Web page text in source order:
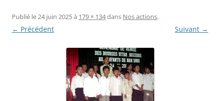
Publié le24 juin 2025à 179 × 134dans Nos actions.
← Précédent Suivant →